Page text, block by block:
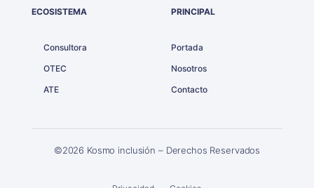
ECOSISTEMA
Consultora
OTEC
ATE
PRINCIPAL
Portada
Nosotros
Contacto
©2026 Kosmo inclusión – Derechos Reservados